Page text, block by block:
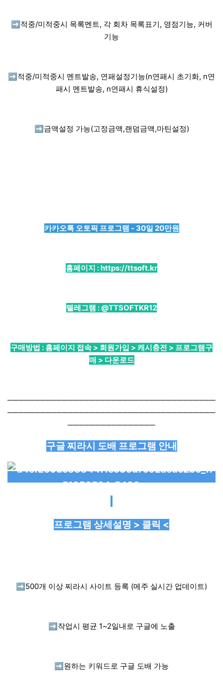
➡️ 적중/미적중시 목록멘트, 각 회차 목록표기, 영점기능, 커버
기능
➡️ 적중/미적중시 멘트발송, 연패설정기능(n연패시 초기화, n연
패시 멘트발송, n연패시 휴식설정)
➡️ 금액설정 가능(고정금액,랜덤금액,마틴설정)
카카오톡 오토픽 프로그램 - 30일 20만원
홈페이지 :https://ttsoft.kr
텔레그램 : @TTSOFTKR12
구매방법 : 홈페이지 접속 > 회원가입 > 캐시충전 > 프로그램구
매 > 다운로드
──────────────────────────────────────
──────────────────────────────────────
────────────────
구글 찌라시 도배 프로그램 안내
프로그램 상세설명 > 클릭 <
➡️ 500개 이상 찌라시 사이트 등록 (메주 실시간 업데이트)
➡️ 작업시 평균 1~2일내로 구글에 노출
➡️ 원하는 키워드로 구글 도배 가능